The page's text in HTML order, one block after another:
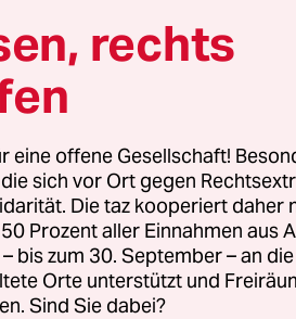
des Formats hin. Sie
und dem
wird. Über fünf
auf Youtube.
von Schweden
verrät die
die ausschließlich
mitnehmen?
ein Kernpfeiler für
rechts
eine offene Gesellschaft!
sich vor Ort gegen
Die taz kooperiert daher
Prozent aller Einnahmen aus
bis zum 30. September – an
Orte unterstützt und
Sind Sie dabei?